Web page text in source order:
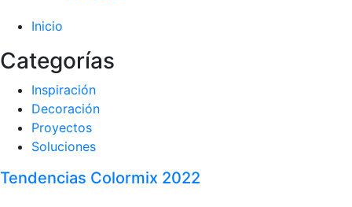
Inicio
Categorías
Inspiración
Decoración
Proyectos
Soluciones
Tendencias Colormix 2022